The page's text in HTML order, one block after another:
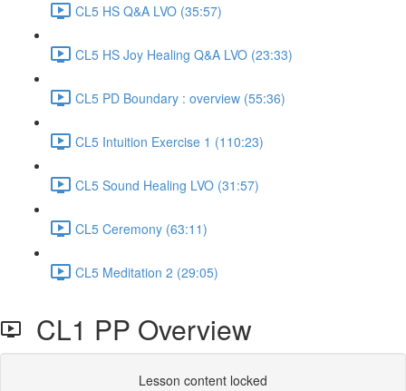
CL5 HS Q&A LVO (35:57)
CL5 HS Joy Healing Q&A LVO (23:33)
CL5 PD Boundary : overview (55:36)
CL5 Intuition Exercise 1 (110:23)
CL5 Sound Healing LVO (31:57)
CL5 Ceremony (63:11)
CL5 Meditation 2 (29:05)
CL1 PP Overview
Lesson content locked